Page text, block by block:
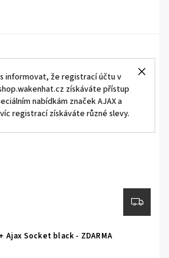
informovat, že registrací účtu v
získáváte přístup
nabídkám značek AJAX a
registrací získáváte různé slevy.
Socket black - ZDARMA